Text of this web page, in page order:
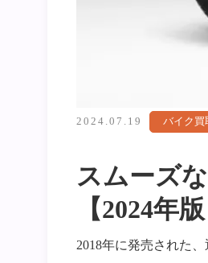
2024.07.19 バイク買
スムーズ
【2024年
2018年に発売された